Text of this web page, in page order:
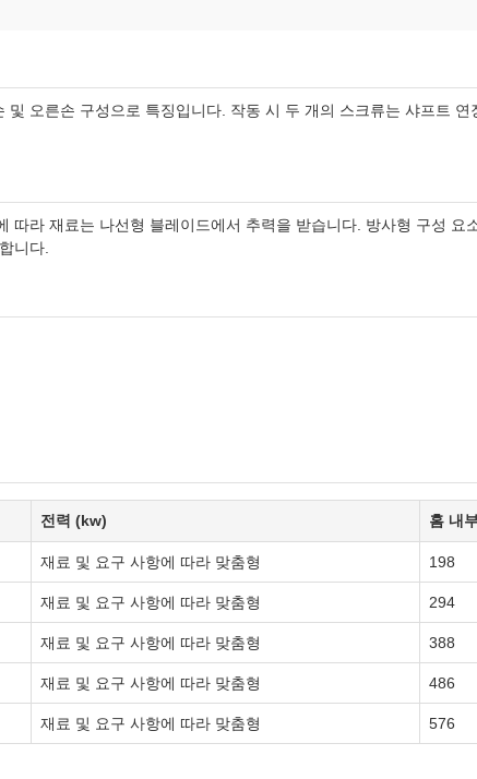
오른손 구성으로 특징입니다. 작동 시 두 개의 스크류는 샤프트
라 재료는 나선형 블레이드에서 추력을 받습니다. 방사형 구성
니다.
전력 (kw) 홈 내
재료 및 요구 사항에 따라 맞춤형 198
재료 및 요구 사항에 따라 맞춤형 294
재료 및 요구 사항에 따라 맞춤형 388
재료 및 요구 사항에 따라 맞춤형 486
재료 및 요구 사항에 따라 맞춤형 576